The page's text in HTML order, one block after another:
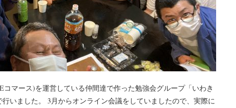
マース)を運営している仲間達で作った勉強会グループ「いわき
いました。 3月からオンライン会議をしていましたので、実際に